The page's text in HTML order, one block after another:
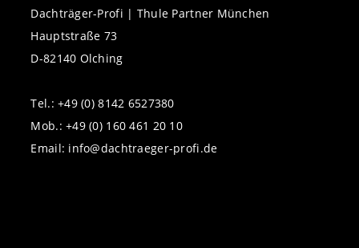
Dachträger-Profi | Thule Partner München
Hauptstraße 73
D-82140 Olching
Tel.: +49 (0) 8142 6527380
Mob.: +49 (0) 160 461 20 10
Email: info@dachtraeger-profi.de